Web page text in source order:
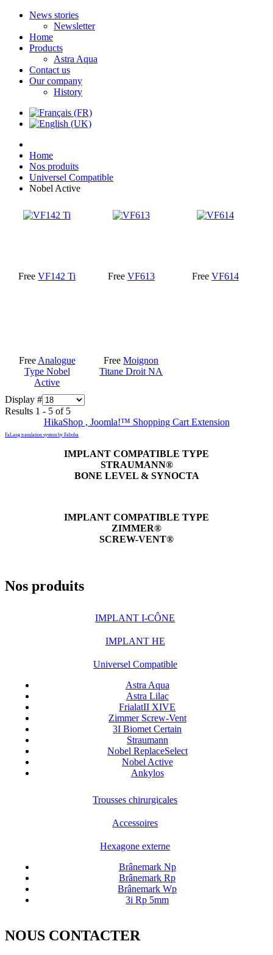
News stories
Newsletter
Home
Products
Astra Aqua
Contact us
Our company
History
Home
Nos produits
Universel Compatible
Nobel Active
Free VF142 Ti Free VF613 Free VF614
Free Analogue
Type Nobel
Active
Free Moignon
Titane Droit NA
Display #
Results 1 - 5 of 5
HikaShop , Joomla!™ Shopping Cart Extension
FaLang translation system by Faboba
IMPLANT COMPATIBLE TYPE
STRAUMANN®
BONE LEVEL & SYNOCTA
IMPLANT COMPATIBLE TYPE
ZIMMER®
SCREW-VENT®
Nos produits
IMPLANT I-CÔNE
IMPLANT HE
Universel Compatible
Astra Aqua
Astra Lilac
FrialatII XIVE
Zimmer Screw-Vent
3I Biomet Certain
Straumann
Nobel ReplaceSelect
Nobel Active
Ankylos
Trousses chirurgicales
Accessoires
Hexagone externe
Brânemark Np
Brânemark Rp
Brânemark Wp
3i Rp 5mm
NOUS CONTACTER